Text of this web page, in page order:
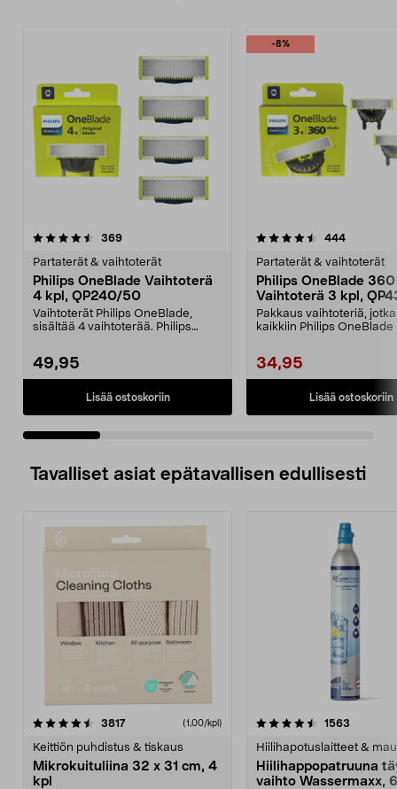
369arvostelut
Partaterät & vaihtoterät
Philips OneBlade Vaihtoterä
4 kpl, QP240/50
Vaihtoterät Philips OneBlade,
sisältää 4 vaihtoterää. Philips
49,95
Lisää ostoskoriin
-8%
4.5 viidestä
444arvostelut
Partaterät & vaihtoterät
Philips OneBlade 360
Vaihtoterä 3 kpl,
Pakkaus vaihtoteriä,
kaikkiin Philips OneBlade
34,95
Lisää ostoskoriin
4.5 viidestä
Tavalliset asiat epätavallisen edullisesti
3817arvostelut (1,00/kpl)
Keittiön puhdistus & tiskaus
Mikrokuituliina 32 x 31 cm, 4
kpl
4.5viidestä
1563
Hiilihapotuslaitteet &
Hiilihappopatruuna
vaihto Wassermaxx,
4.5viidestä